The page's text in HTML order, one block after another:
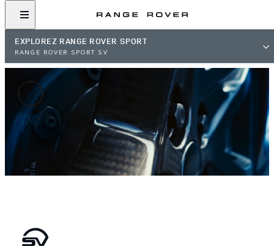
EXPLOREZ RANGE ROVER SPORT
RANGE ROVER SPORT SV